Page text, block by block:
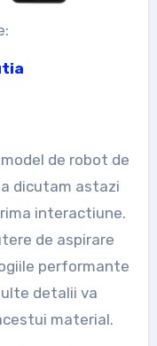
de robot de
dicutam astazi
interactiune.
de aspirare
performante
detalii va
material.